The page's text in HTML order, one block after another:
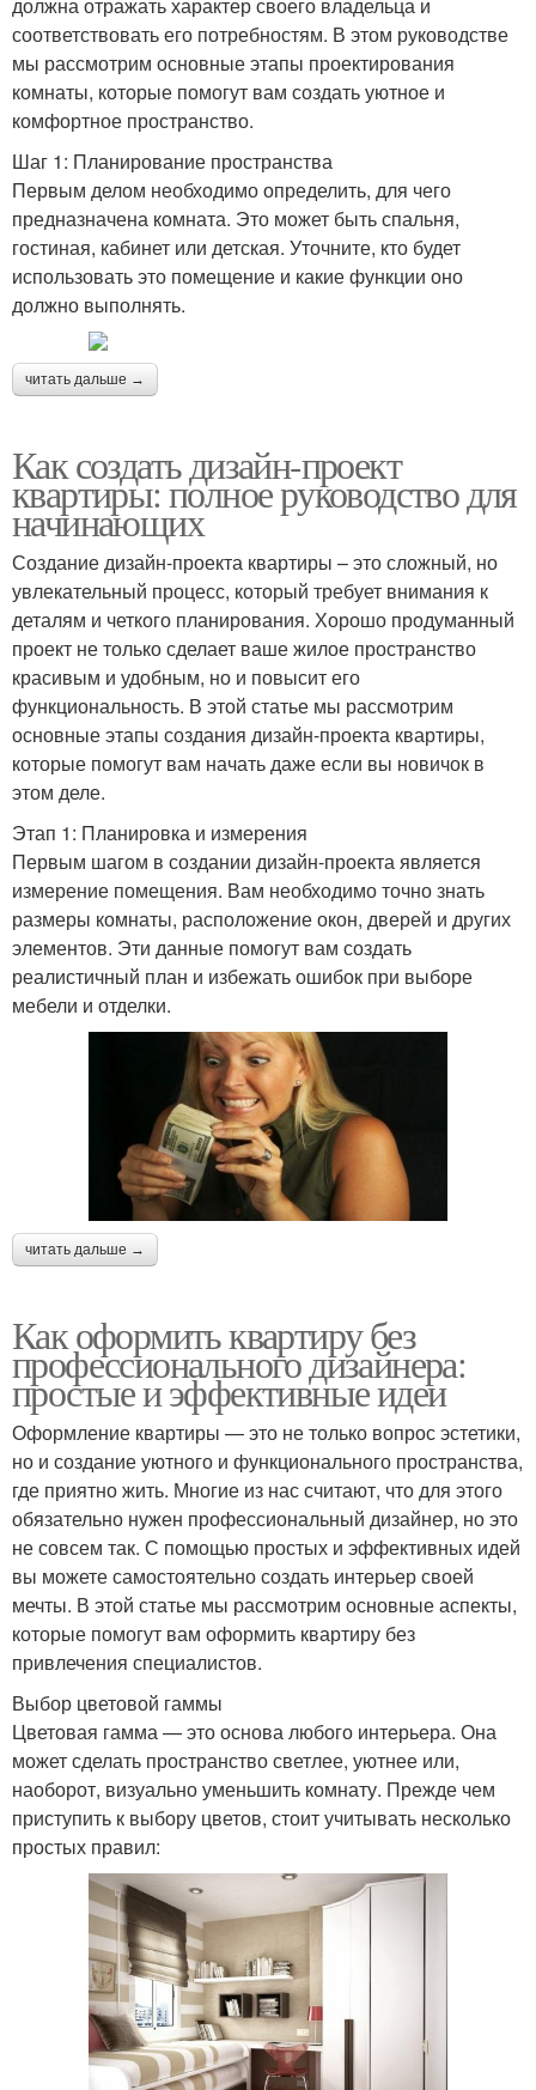
должна отражать характер своего владельца и
соответствовать его потребностям. В этом руководстве
мы рассмотрим основные этапы проектирования
комнаты, которые помогут вам создать уютное и
комфортное пространство.
Шаг 1: Планирование пространства
Первым делом необходимо определить, для чего
предназначена комната. Это может быть спальня,
гостиная, кабинет или детская. Уточните, кто будет
использовать это помещение и какие функции оно
должно выполнять.
читать дальше →
Как создать дизайн-проект
квартиры: полное руководство для
начинающих
Создание дизайн-проекта квартиры – это сложный, но
увлекательный процесс, который требует внимания к
деталям и четкого планирования. Хорошо продуманный
проект не только сделает ваше жилое пространство
красивым и удобным, но и повысит его
функциональность. В этой статье мы рассмотрим
основные этапы создания дизайн-проекта квартиры,
которые помогут вам начать даже если вы новичок в
этом деле.
Этап 1: Планировка и измерения
Первым шагом в создании дизайн-проекта является
измерение помещения. Вам необходимо точно знать
размеры комнаты, расположение окон, дверей и других
элементов. Эти данные помогут вам создать
реалистичный план и избежать ошибок при выборе
мебели и отделки.
читать дальше →
Как оформить квартиру без
профессионального дизайнера:
простые и эффективные идеи
Оформление квартиры — это не только вопрос эстетики,
но и создание уютного и функционального пространства,
где приятно жить. Многие из нас считают, что для этого
обязательно нужен профессиональный дизайнер, но это
не совсем так. С помощью простых и эффективных идей
вы можете самостоятельно создать интерьер своей
мечты. В этой статье мы рассмотрим основные аспекты,
которые помогут вам оформить квартиру без
привлечения специалистов.
Выбор цветовой гаммы
Цветовая гамма — это основа любого интерьера. Она
может сделать пространство светлее, уютнее или,
наоборот, визуально уменьшить комнату. Прежде чем
приступить к выбору цветов, стоит учитывать несколько
простых правил: